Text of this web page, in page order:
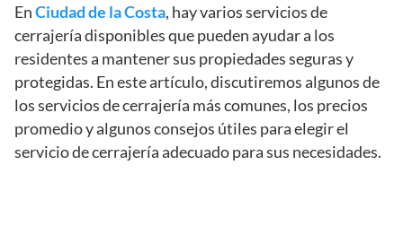
EnCiudad de la Costa, hay varios servicios de
cerrajería disponibles que pueden ayudar a los
residentes a mantener sus propiedades seguras y
protegidas. En este artículo, discutiremos algunos de
los servicios de cerrajería más comunes, los precios
promedio y algunos consejos útiles para elegir el
servicio de cerrajería adecuado para sus necesidades.